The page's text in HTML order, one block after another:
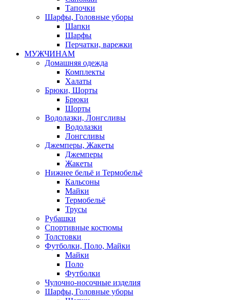
Тапочки
Шарфы, Головные уборы
Шапки
Шарфы
Перчатки, варежки
МУЖЧИНАМ
Домашняя одежда
Комплекты
Халаты
Брюки, Шорты
Брюки
Шорты
Водолазки, Лонгсливы
Водолазки
Лонгсливы
Джемперы, Жакеты
Джемперы
Жакеты
Нижнее бельё и Термобельё
Кальсоны
Майки
Термобельё
Трусы
Рубашки
Спортивные костюмы
Толстовки
Футболки, Поло, Майки
Майки
Поло
Футболки
Чулочно-носочные изделия
Шарфы, Головные уборы